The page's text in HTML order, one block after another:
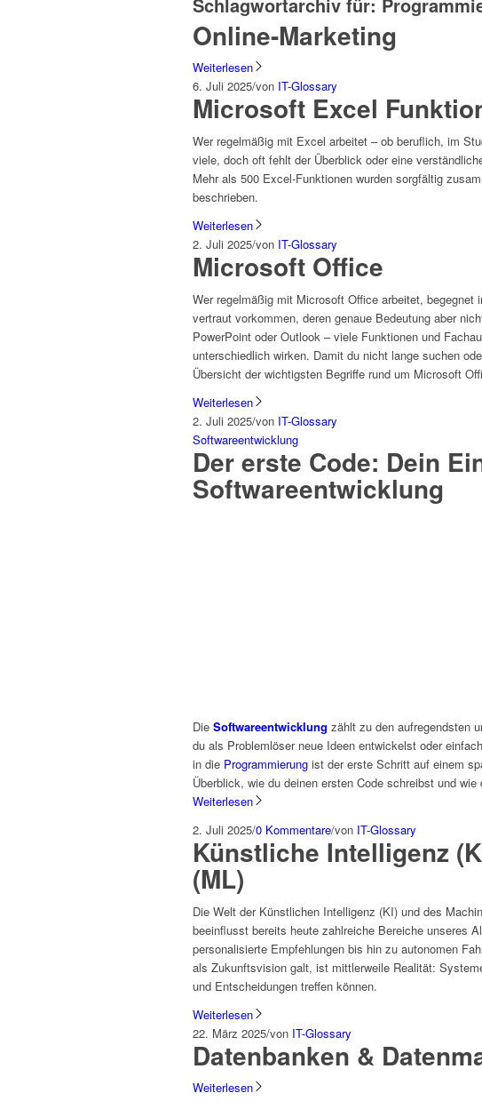
Online-Marketing
Weiterlesen
6. Juli 2025/von IT-Glossary
Microsoft Excel
Wer regelmäßig mit Excel arbeitet – ob beruflich, im
viele, doch oft fehlt der Überblick oder eine
Mehr als 500 Excel-Funktionen wurden sorgfältig
beschrieben.
Weiterlesen
2. Juli 2025/von IT-Glossary
Microsoft Office
Wer regelmäßig mit Microsoft Office arbeitet,
vertraut vorkommen, deren genaue Bedeutung aber
PowerPoint oder Outlook – viele Funktionen und
unterschiedlich wirken. Damit du nicht lange suchen
Übersicht der wichtigsten Begriffe rund um Microsoft
Weiterlesen
2. Juli 2025/von IT-Glossary
Softwareentwicklung
Der erste Code: Dein
Softwareentwicklung
Die Softwareentwicklung zählt zu den aufregendsten
du als Problemlöser neue Ideen entwickelst oder
in die Programmierung ist der erste Schritt auf einem
Überblick, wie du deinen ersten Code schreibst und
Weiterlesen
2. Juli 2025/0 Kommentare/von IT-Glossary
Künstliche Intelligenz
(ML)
Die Welt der Künstlichen Intelligenz (KI) und des
beeinflusst bereits heute zahlreiche Bereiche unseres
personalisierte Empfehlungen bis hin zu autonomen
als Zukunftsvision galt, ist mittlerweile Realität:
und Entscheidungen treffen können.
Weiterlesen
22. März 2025/von IT-Glossary
Datenbanken &
Weiterlesen